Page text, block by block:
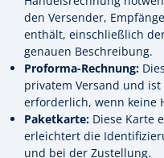
den Versender,
enthält, einschließlich
genauen Beschreibung.
Proforma-Rechnung:
privatem Versand und
erforderlich, wenn keine
Paketkarte: Diese Karte
erleichtert die
und bei der Zustellung.